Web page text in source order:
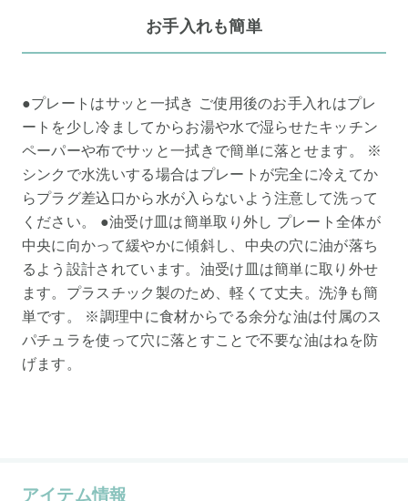
お手入れも簡単
●プレートはサッと一拭き ご使用後のお手入れはプレ
ートを少し冷ましてからお湯や水で湿らせたキッチン
ペーパーや布でサッと一拭きで簡単に落とせます。 ※
シンクで水洗いする場合はプレートが完全に冷えてか
らプラグ差込口から水が入らないよう注意して洗って
ください。 ●油受け皿は簡単取り外し プレート全体が
中央に向かって緩やかに傾斜し、中央の穴に油が落ち
るよう設計されています。油受け皿は簡単に取り外せ
ます。プラスチック製のため、軽くて丈夫。洗浄も簡
単です。 ※調理中に食材からでる余分な油は付属のス
パチュラを使って穴に落とすことで不要な油はねを防
げます。
アイテム情報